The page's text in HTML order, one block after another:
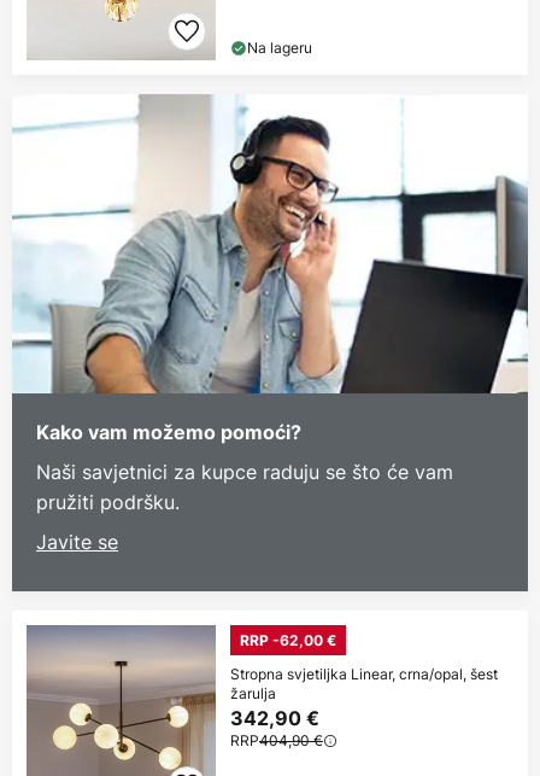
Na lageru
Kako vam možemo pomoći?
Naši savjetnici za kupce raduju se što će vam
pružiti podršku.
Javite se
RRP -62,00 €
Stropna svjetiljka Linear, crna/opal, šest
žarulja
342,90 €
RRP404,90 €